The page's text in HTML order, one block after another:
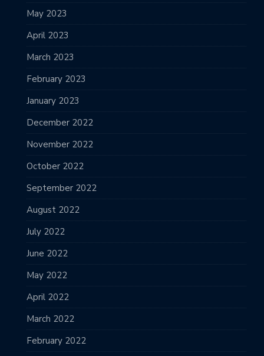
May 2023
April 2023
March 2023
February 2023
January 2023
December 2022
November 2022
October 2022
September 2022
August 2022
July 2022
June 2022
May 2022
April 2022
March 2022
February 2022